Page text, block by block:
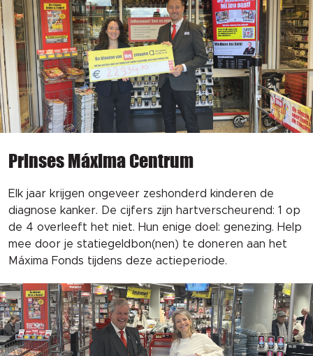
Prinses Máxima Centrum
Elk jaar krijgen ongeveer zeshonderd kinderen de
diagnose kanker. De cijfers zijn hartverscheurend: 1 op
de 4 overleeft het niet. Hun enige doel: genezing. Help
mee door je statiegeldbon(nen) te doneren aan het
Máxima Fonds tijdens deze actieperiode.